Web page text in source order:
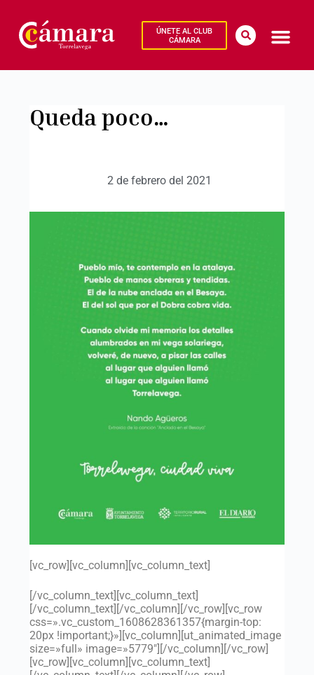
ÚNETE AL CLUB
CÁMARA
Queda poco…
2 de febrero del 2021
[vc_row][vc_column][vc_column_text]
[/vc_column_text][vc_column_text]
[/vc_column_text][/vc_column][/vc_row][vc_row
css=».vc_custom_1608628361357{margin-top:
20px !important;}»][vc_column][ut_animated_image
size=»full» image=»5779″][/vc_column][/vc_row]
[vc_row][vc_column][vc_column_text]